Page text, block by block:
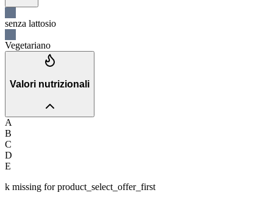
senza lattosio
Vegetariano
Valori nutrizionali
A
B
C
D
E
k missing for product_select_offer_first